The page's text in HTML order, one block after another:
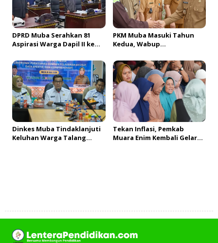
DPRD Muba Serahkan 81
Aspirasi Warga Dapil II ke
Himpun Usulan Terbanyak
PKM Muba Masuki Tahun
Kedua, Wabup
Usaha bagi 2.300 Pelaku
UMKM
Dinkes Muba Tindaklanjuti
Keluhan Warga Talang
Tekan Inflasi, Pemkab
Muara Enim Kembali Gelar